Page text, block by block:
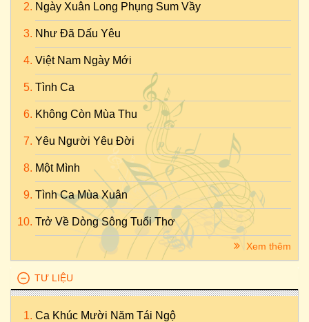
Ngày Xuân Long Phụng Sum Vầy
Như Đã Dấu Yêu
Việt Nam Ngày Mới
Tình Ca
Không Còn Mùa Thu
Yêu Người Yêu Đời
Một Mình
Tình Ca Mùa Xuân
Trở Về Dòng Sông Tuổi Thơ
Xem thêm
TƯ LIỆU
Ca Khúc Mười Năm Tái Ngộ